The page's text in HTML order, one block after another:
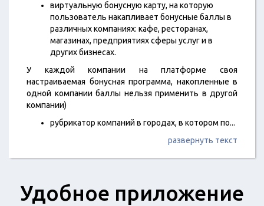
виртуальную бонусную карту, на которую
пользователь накапливает бонусные баллы в
различных компаниях: кафе, ресторанах,
магазинах, предприятиях сферы услуг и в
других бизнесах.
У каждой компании на платформе своя
настраиваемая бонусная программа, накопленные в
одной компании баллы нельзя применить в другой
компании)
рубрикатор компаний в городах, в котором по...
развернуть текст
Удобное приложение